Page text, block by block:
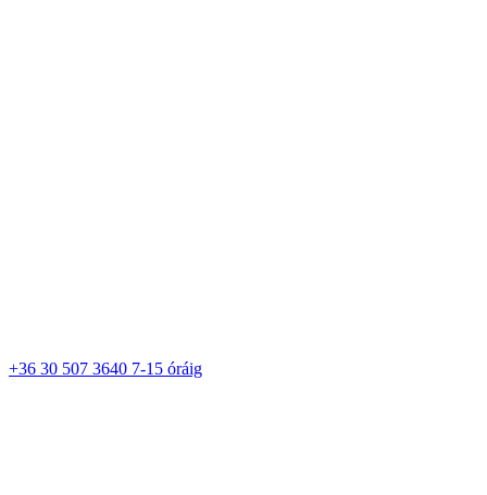
+36 30 507 3640 7-15 óráig